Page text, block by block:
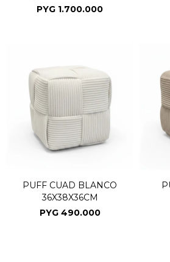
3PZAS
PYG 1.700.000
PUFF CUAD BLANCO
36X38X36CM
PYG 490.000